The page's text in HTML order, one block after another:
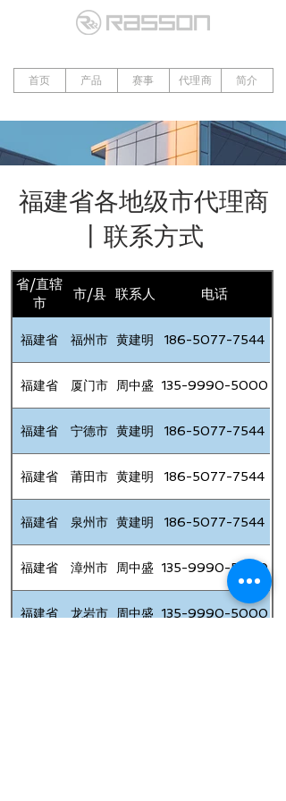
简介
代理商
赛事
产品
首页
​福建省各地级市代理商
丨联系方式
省/直辖
市
市/县 联系人 电话
福建省 福州市 黄建明 186-5077-7544
福建省 厦门市 周中盛 135-9990-5000
福建省 宁德市 黄建明 186-5077-7544
福建省 莆田市 黄建明 186-5077-7544
福建省 泉州市 黄建明 186-5077-7544
福建省 漳州市 周中盛 135-9990-5000
福建省 龙岩市 周中盛 135-9990-5000